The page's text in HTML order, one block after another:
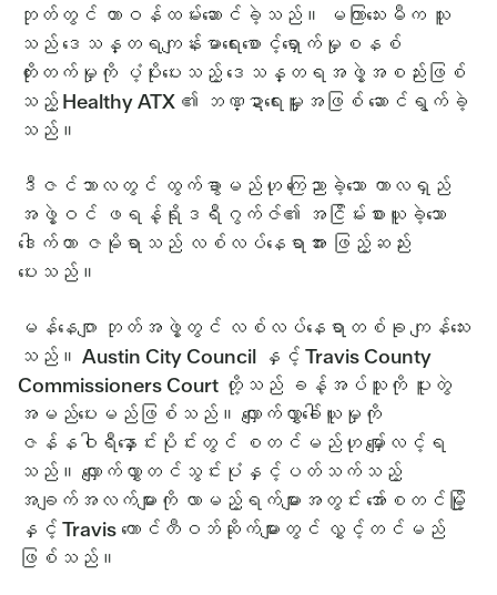
ဘုတ်တွင် တာဝန်ထမ်းဆောင်ခဲ့သည်။ မကြာသေးမီက သူ
သည် ဒေသန္တရကျန်းမာရေးစောင့်ရှောက်မှုစနစ်
တိုးတက်မှုကို ပံ့ပိုးပေးသည့် ဒေသန္တရအဖွဲ့အစည်းဖြစ်
သည့် Healthy ATX ၏ ဘဏ္ဍာရေးမှူးအဖြစ် ဆောင်ရွက်ခဲ့
သည်။
ဒီဇင်ဘာလတွင် ထွက်ခွာမည်ဟု ကြေညာခဲ့သော ကာလရှည်
အဖွဲ့ဝင် ဖရန့်ရိုဒရီဂွက်ဇ်၏ အငြိမ်းစားယူခဲ့သော
ဒေါက်တာ ဇမိုရာသည် လစ်လပ်နေရာအား ဖြည့်ဆည်း
ပေးသည်။
မန်နေဂျာ ဘုတ်အဖွဲ့တွင် လစ်လပ်နေရာတစ်ခု ကျန်သေး
သည်။ Austin City Council နှင့် Travis County
Commissioners Court တို့သည် ခန့်အပ်သူကို ပူးတွဲ
အမည်ပေးမည်ဖြစ်သည်။ လျှောက်လွှာခေါ်ယူမှုကို
ဇန်နဝါရီနှောင်းပိုင်းတွင် စတင်မည်ဟု မျှော်လင့်ရ
သည်။ လျှောက်လွှာတင်သွင်းပုံနှင့်ပတ်သက်သည့်
အချက်အလက်များကို လာမည့်ရက်များအတွင်း အော်စတင်မြို့
နှင့် Travis ကောင်တီဝဘ်ဆိုက်များတွင် လွှင့်တင်မည်
ဖြစ်သည်။